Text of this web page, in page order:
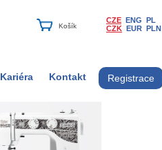
CZE ENG PL
CZK EUR PLN
Kariéra Kontakt Registrace